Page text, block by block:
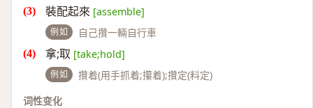
裝配起來 [assemble]
例如 自己攢一輛自行車
拿;取 [take;hold]
例如
攢着(用手抓着;攥着);攢定(料定)
词性变化